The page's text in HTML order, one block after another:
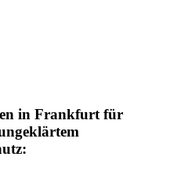
in Frankfurt für